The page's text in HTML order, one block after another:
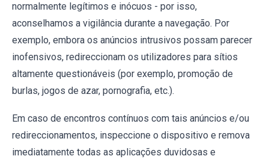
normalmente legítimos e inócuos - por isso,
aconselhamos a vigilância durante a navegação. Por
exemplo, embora os anúncios intrusivos possam parecer
inofensivos, redireccionam os utilizadores para sítios
altamente questionáveis (por exemplo, promoção de
burlas, jogos de azar, pornografia, etc.).
Em caso de encontros contínuos com tais anúncios e/ou
redireccionamentos, inspeccione o dispositivo e remova
imediatamente todas as aplicações duvidosas e